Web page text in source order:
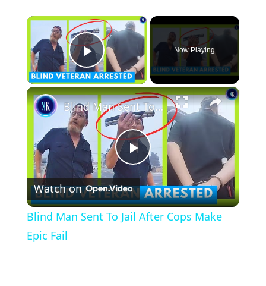
×
Play Video
Now Playing
×
Play
Video
Blind Man Sent To Jail After Cops Make Epic Fail
Watch on
Blind Man Sent To Jail After Cops Make
Epic Fail